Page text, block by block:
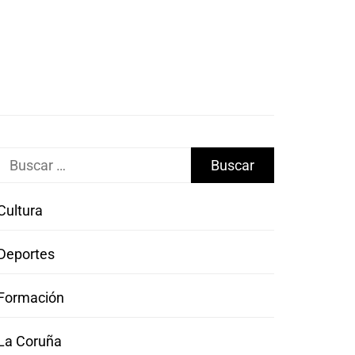
Coruña